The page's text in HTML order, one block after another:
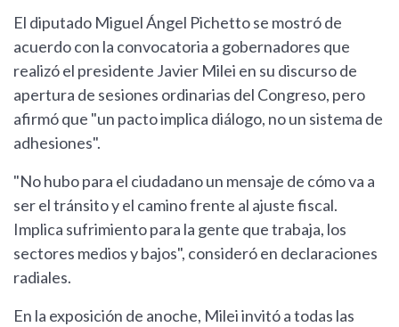
El diputado Miguel Ángel Pichetto se mostró de
acuerdo con la convocatoria a gobernadores que
realizó el presidente Javier Milei en su discurso de
apertura de sesiones ordinarias del Congreso, pero
afirmó que "un pacto implica diálogo, no un sistema de
adhesiones".
"No hubo para el ciudadano un mensaje de cómo va a
ser el tránsito y el camino frente al ajuste fiscal.
Implica sufrimiento para la gente que trabaja, los
sectores medios y bajos", consideró en declaraciones
radiales.
En la exposición de anoche, Milei invitó a todas las